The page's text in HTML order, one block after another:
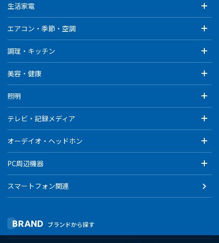
生活家電
エアコン・季節・空調
調理・キッチン
美容・健康
照明
テレビ・記録メディア
オーデイオ・ヘッドホン
PC周辺機器
スマートフォン関連
BRAND ブランドから探す